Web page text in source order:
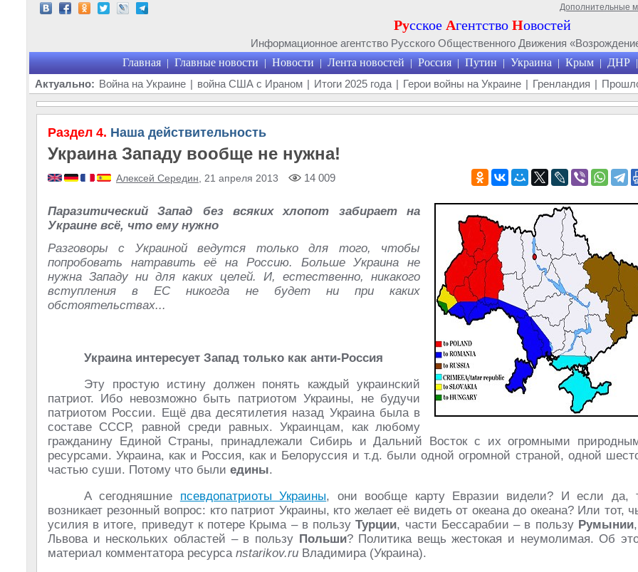
Дополнительные
Русское Агентство Новостей
Информационное агентство Русского Общественного Движения
Главная | Главные новости | Новости | Лента новостей | Россия | Путин | Украина | Крым | ДНР |
Актуально: Война на Украине | война США с Ираном | Итоги 2025 года | Герои войны на Украине | Гренландия |
Раздел 4. Наша действительность
Украина Западу вообще не нужна!
Алексей Середин , 21 апреля 2013 14 009
Паразитический Запад без всяких хлопот забирает на
Украине всё, что ему нужно
Разговоры с Украиной ведутся только для того, чтобы
попробовать натравить её на Россию. Больше Украина не
нужна Западу ни для каких целей. И, естественно, никакого
вступления в ЕС никогда не будет ни при каких
обстоятельствах...
Украина интересует Запад только как анти-Россия
Эту простую истину должен понять каждый украинский
патриот. Ибо невозможно быть патриотом Украины, не будучи
патриотом России. Ещё два десятилетия назад Украина была в
составе СССР, равной среди равных. Украинцам, как любому
гражданину Единой Страны, принадлежали Сибирь и Дальний Восток с их огромными
ресурсами. Украина, как и Россия, как и Белоруссия и т.д. были одной огромной страной, одной
частью суши. Потому что были едины.
А сегодняшние псевдопатриоты Украины, они вообще карту Евразии видели? И если да,
возникает резонный вопрос: кто патриот Украины, кто желает её видеть от океана до океана? Или тот,
усилия в итоге, приведут к потере Крыма – в пользуТурции, части Бессарабии – в пользу Румынии
Львова и нескольких областей – в пользу Польши? Политика вещь жестокая и неумолимая. Об
материал комментатора ресурса nstarikov.ru Владимира (Украина).